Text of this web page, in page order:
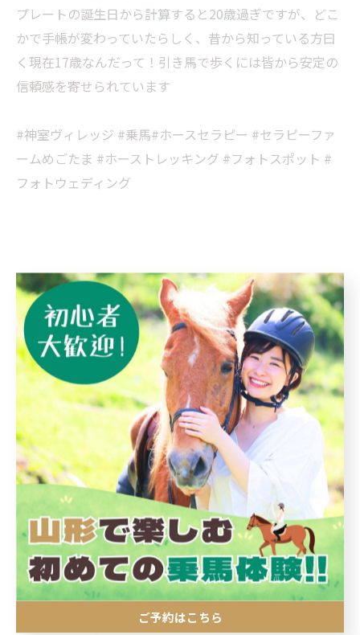
プレートの誕生日から計算すると20歳過ぎですが、どこ
かで手帳が変わっていたらしく、昔から知っている方曰
く現在17歳なんだって！引き馬で歩くには皆から安定の
信頼感を寄せられています
#神室ヴィレッジ #乗馬#ホースセラピー #セラピーファ
ームめごたま #ホーストレッキング #フォトスポット #
フォトウェディング
< 前のページ 一覧に戻る 次のページ >
関連タグ
#乗馬
カテゴリー
Categories
全てのカテゴリー
初めて
ご予約はこちら